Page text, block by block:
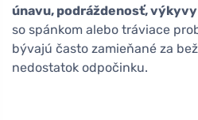
únavu, podráždenosť,
so spánkom alebo tráviace
bývajú často zamieňané za
nedostatok odpočinku.